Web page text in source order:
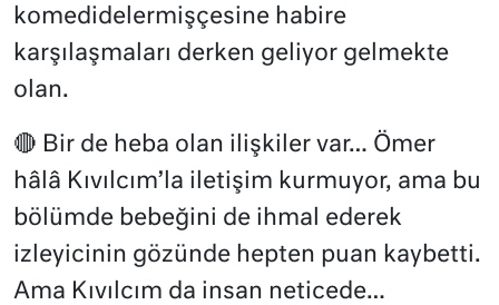
komedidelermişçesine habire
karşılaşmaları derken geliyor gelmekte
olan.
🔴 Bir de heba olan ilişkiler var… Ömer
hâlâ Kıvılcım’la iletişim kurmuyor, ama bu
bölümde bebeğini de ihmal ederek
izleyicinin gözünde hepten puan kaybetti.
Ama Kıvılcım da insan neticede…